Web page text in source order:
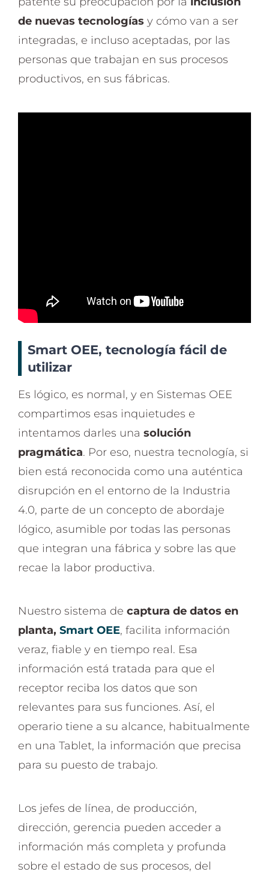
de nuevas tecnologías y cómo van a ser
integradas, e incluso aceptadas, por las
personas que trabajan en sus procesos
productivos, en sus fábricas.
Smart OEE, tecnología fácil de
utilizar
Es lógico, es normal, y en Sistemas OEE
compartimos esas inquietudes e
intentamos darles una solución
pragmática. Por eso, nuestra tecnología, si
bien está reconocida como una auténtica
disrupción en el entorno de la Industria
4.0, parte de un concepto de abordaje
lógico, asumible por todas las personas
que integran una fábrica y sobre las que
recae la labor productiva.
Nuestro sistema de captura de datos en
planta, Smart OEE, facilita información
veraz, fiable y en tiempo real. Esa
información está tratada para que el
receptor reciba los datos que son
relevantes para sus funciones. Así, el
operario tiene a su alcance, habitualmente
en una Tablet, la información que precisa
para su puesto de trabajo.
Los jefes de línea, de producción,
dirección, gerencia pueden acceder a
información más completa y profunda
sobre el estado de sus procesos, del